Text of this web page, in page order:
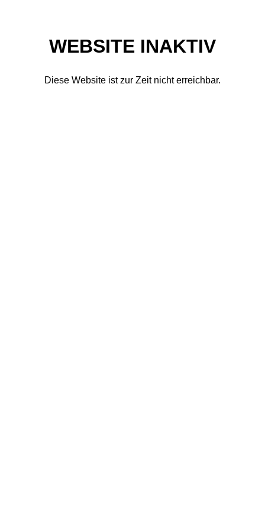
WEBSITE INAKTIV
Diese Website ist zur Zeit nicht erreichbar.